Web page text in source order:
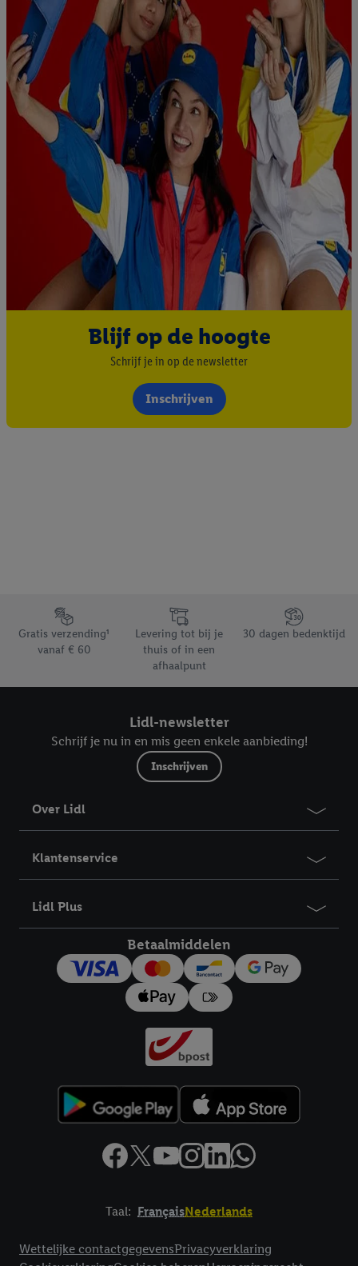
Blijf op de hoogte
Schrijf je in op de newsletter
Inschrijven
Footerelement met de verschillende USPs van Lidl.be
Gratis verzending¹
vanaf € 60
Levering tot bij je
thuis of in een
afhaalpunt
30 dagen bedenktijd
Lidl-newsletter
Schrijf je nu in en mis geen enkele aanbieding!
Inschrijven
Over Lidl
Klantenservice
Lidl Plus
Betaalmiddelen
Taal: FrançaisNederlands
Wettelijke contactgegevensPrivacyverklaring